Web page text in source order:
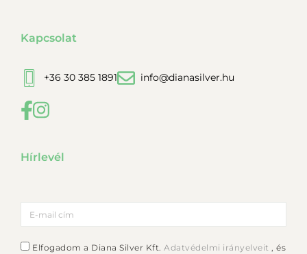
Kapcsolat
+36 30 385 1891 info@dianasilver.hu
Hírlevél
Elfogadom a Diana Silver Kft. Adatvédelmi irányelveit , és